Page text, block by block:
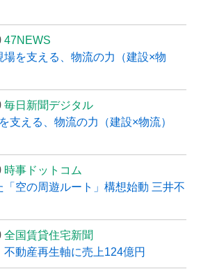
47NEWS
場を支える、物流の力（建設×物
毎日新聞デジタル
支える、物流の力（建設×物流）
時事ドットコム
空の周遊ルート」構想始動 三井不
全国賃貸住宅新聞
不動産再生軸に売上124億円